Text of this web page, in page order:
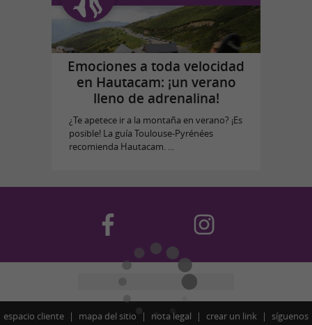
Emociones a toda velocidad
en Hautacam: ¡un verano
lleno de adrenalina!
¿Te apetece ir a la montaña en verano? ¡Es
posible! La guía Toulouse-Pyrénées
recomienda Hautacam. ...
espacio cliente mapa del sitio nota legal crear un link síguenos